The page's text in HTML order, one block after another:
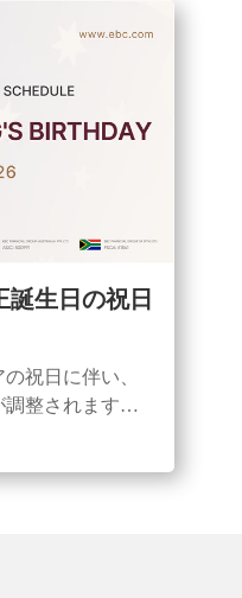
誕生日の祝日
祝日に伴い、
整されます。
の拡大や流動